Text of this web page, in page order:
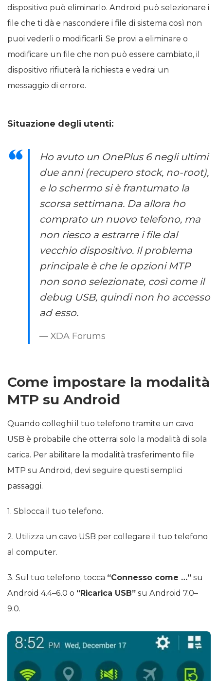
dispositivo può eliminarlo. Android può selezionare i
file che ti dà e nascondere i file di sistema così non
puoi vederli o modificarli. Se provi a eliminare o
modificare un file che non può essere cambiato, il
dispositivo rifiuterà la richiesta e vedrai un
messaggio di errore.
Situazione degli utenti:
Ho avuto un OnePlus 6 negli ultimi
due anni (recupero stock, no-root),
e lo schermo si è frantumato la
scorsa settimana. Da allora ho
comprato un nuovo telefono, ma
non riesco a estrarre i file dal
vecchio dispositivo. Il problema
principale è che le opzioni MTP
non sono selezionate, così come il
debug USB, quindi non ho accesso
ad esso.
— XDA Forums
Come impostare la modalità
MTP su Android
Quando colleghi il tuo telefono tramite un cavo
USB è probabile che otterrai solo la modalità di sola
carica. Per abilitare la modalità trasferimento file
MTP su Android, devi seguire questi semplici
passaggi.
1. Sblocca il tuo telefono.
2. Utilizza un cavo USB per collegare il tuo telefono
al computer.
3. Sul tuo telefono, tocca “Connesso come …” su
Android 4.4–6.0 o “Ricarica USB” su Android 7.0–
9.0.